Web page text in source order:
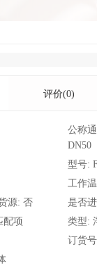
评价(0)
公称
DN50
型号:
工作
源: 否 是否
配项 类型:
订货